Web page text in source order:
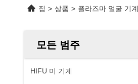
집 > 상품 > 플라즈마 얼굴 기계
모든 범주
HIFU 미 기계